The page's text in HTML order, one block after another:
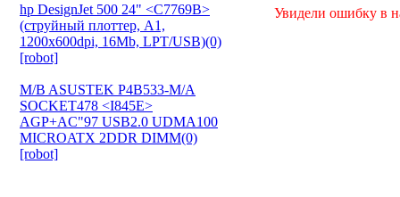
hp DesignJet 500 24" <C7769B>
(струйный плоттер, A1,
1200х600dpi, 16Mb, LPT/USB)(0)
[robot]
M/B ASUSTEK P4B533-M/A
SOCKET478 <I845E>
AGP+AC"97 USB2.0 UDMA100
MICROATX 2DDR DIMM(0)
[robot]
Увидели ошибку в